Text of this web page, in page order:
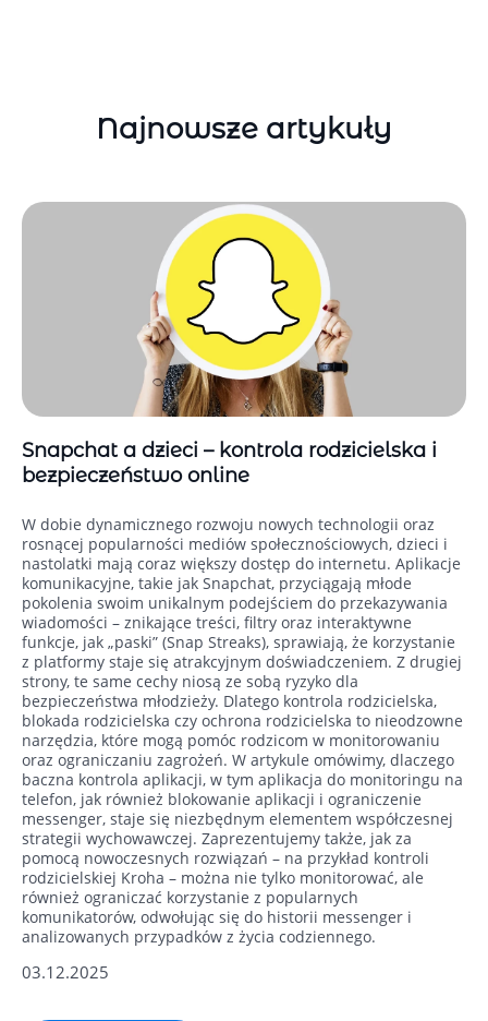
Najnowsze artykuły
Snapchat a dzieci – kontrola rodzicielska i
bezpieczeństwo online
W dobie dynamicznego rozwoju nowych technologii oraz
rosnącej popularności mediów społecznościowych, dzieci i
nastolatki mają coraz większy dostęp do internetu. Aplikacje
komunikacyjne, takie jak Snapchat, przyciągają młode
pokolenia swoim unikalnym podejściem do przekazywania
wiadomości – znikające treści, filtry oraz interaktywne
funkcje, jak „paski” (Snap Streaks), sprawiają, że korzystanie
z platformy staje się atrakcyjnym doświadczeniem. Z drugiej
strony, te same cechy niosą ze sobą ryzyko dla
bezpieczeństwa młodzieży. Dlatego kontrola rodzicielska,
blokada rodzicielska czy ochrona rodzicielska to nieodzowne
narzędzia, które mogą pomóc rodzicom w monitorowaniu
oraz ograniczaniu zagrożeń. W artykule omówimy, dlaczego
baczna kontrola aplikacji, w tym aplikacja do monitoringu na
telefon, jak również blokowanie aplikacji i ograniczenie
messenger, staje się niezbędnym elementem współczesnej
strategii wychowawczej. Zaprezentujemy także, jak za
pomocą nowoczesnych rozwiązań – na przykład kontroli
rodzicielskiej Kroha – można nie tylko monitorować, ale
również ograniczać korzystanie z popularnych
komunikatorów, odwołując się do historii messenger i
analizowanych przypadków z życia codziennego.
03.12.2025